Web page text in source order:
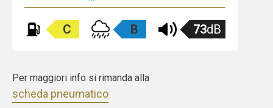
C B 73dB
Per maggiori info si rimanda alla
scheda pneumatico